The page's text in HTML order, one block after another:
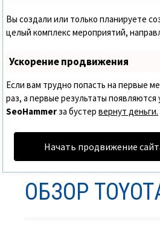
КРОШКИ)
Вы создали или только планируете
целый комплекс мероприятий,
Ускорение продвижения
Если вам трудно попасть на первые
раз, а первые результаты
SeoHammerза бустервернут деньги.
Начать продвижение
ОБЗОР